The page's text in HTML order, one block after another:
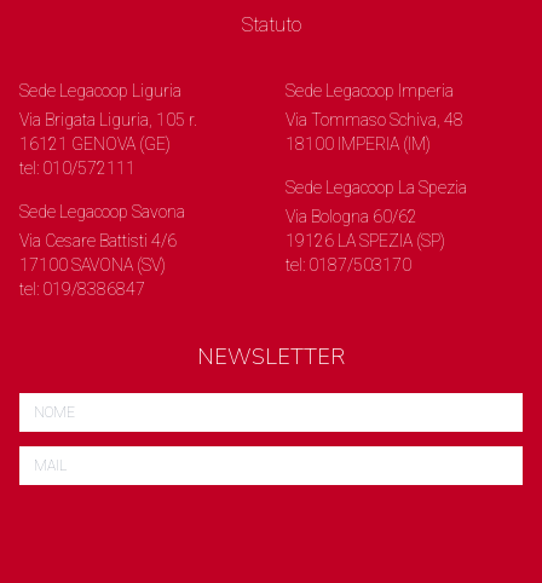
Statuto
Sede Legacoop Liguria
Via Brigata Liguria, 105 r.
16121 GENOVA (GE)
tel: 010/572111
Sede Legacoop Savona
Via Cesare Battisti 4/6
17100 SAVONA (SV)
tel: 019/8386847
Sede Legacoop Imperia
Via Tommaso Schiva, 48
18100 IMPERIA (IM)
Sede Legacoop La Spezia
Via Bologna 60/62
19126 LA SPEZIA (SP)
tel: 0187/503170
NEWSLETTER